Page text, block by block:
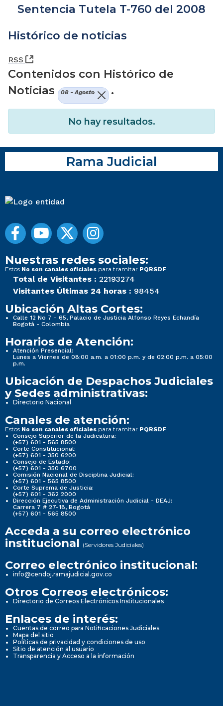
Sentencia Tutela T-760 del 2008
Histórico de noticias
RSS (Abre una nueva ventana)
Contenidos con Histórico de
Noticias
08 - Agosto .
No hay resultados.
Rama Judicial
Nuestras redes sociales:
Estos No son canales oficiales para tramitar PQRSDF
Total de Visitantes : 22193274
Visitantes Últimas 24 horas : 98454
Ubicación Altas Cortes:
Calle 12 No 7 - 65, Palacio de Justicia Alfonso Reyes Echandía
Bogotá - Colombia
Horarios de Atención:
Atención Presencial:
Lunes a Viernes de 08:00 a.m. a 01:00 p.m. y de 02:00 p.m. a 05:00
p.m.
Ubicación de Despachos Judiciales
y Sedes administrativas:
Directorio Nacional
Canales de atención:
Estos No son canales oficiales para tramitar PQRSDF
Consejo Superior de la Judicatura:
(+57) 601 - 565 8500
Corte Constitucional:
(+57) 601 - 350 6200
Consejo de Estado:
(+57) 601 - 350 6700
Comisión Nacional de Disciplina Judicial:
(+57) 601 - 565 8500
Corte Suprema de Justicia:
(+57) 601 - 362 2000
Dirección Ejecutiva de Administración Judicial - DEAJ:
Carrera 7 # 27-18, Bogotá
(+57) 601 - 565 8500
Acceda a su correo electrónico
institucional (Servidores Judiciales)
Correo electrónico institucional:
info@cendoj.ramajudicial.gov.co
Otros Correos electrónicos:
Directorio de Correos Electrónicos Institucionales
Enlaces de interés:
Cuentas de correo para Notificaciones Judiciales
Mapa del sitio
Políticas de privacidad y condiciones de uso
Sitio de atención al usuario
Transparencia y Acceso a la información